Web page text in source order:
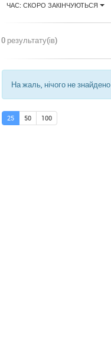
ЧАС: СКОРО ЗАКІНЧУЮТЬСЯ
0 результату(ів)
На жаль, нічого не знайдено
25 50 100